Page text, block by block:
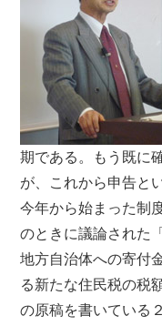
期である。もう既に
が、これから申告と
今年から始まった制
のときに議論された
地方自治体への寄付
る新たな住民税の税
の原稿を書いている